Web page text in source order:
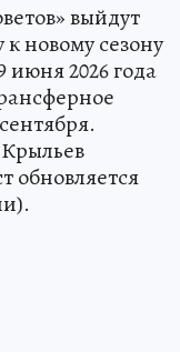
выйдут
к новому сезону
июня 2026 года
обновляется